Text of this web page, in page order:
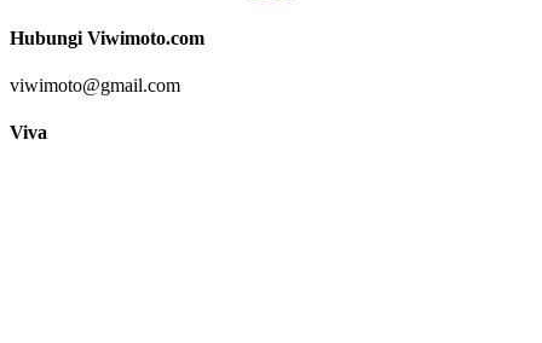
Hubungi Viwimoto.com
viwimoto@gmail.com
Viva